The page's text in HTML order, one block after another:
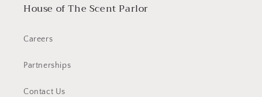
House of The Scent Parlor
Careers
Partnerships
Contact Us